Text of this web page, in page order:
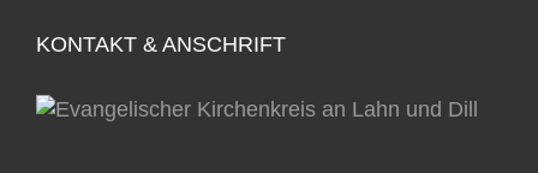
KONTAKT & ANSCHRIFT